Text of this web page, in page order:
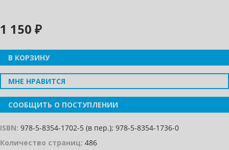
1 150 ₽
В КОРЗИНУ
МНЕ НРАВИТСЯ
СООБЩИТЬ О ПОСТУПЛЕНИИ
ISBN: 978-5-8354-1702-5 (в пер.); 978-5-8354-1736-0
Количество страниц: 486